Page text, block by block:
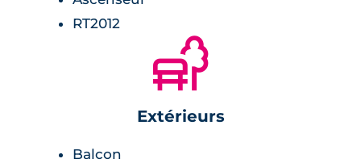
RT2012
🌲
Extérieurs
Balcon